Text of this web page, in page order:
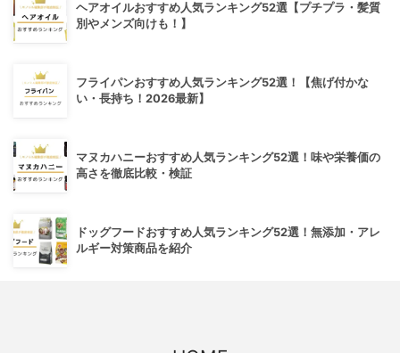
ヘアオイルおすすめ人気ランキング52選【プチプラ・髪質
別やメンズ向けも！】
フライパンおすすめ人気ランキング52選！【焦げ付かな
い・長持ち！2026最新】
マヌカハニーおすすめ人気ランキング52選！味や栄養価の
高さを徹底比較・検証
ドッグフードおすすめ人気ランキング52選！無添加・アレ
ルギー対策商品を紹介